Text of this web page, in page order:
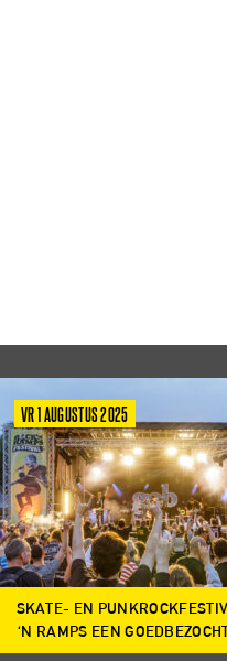
VR 1 AUGUSTUS 2025
SKATE- EN
‘N RAMPS EEN